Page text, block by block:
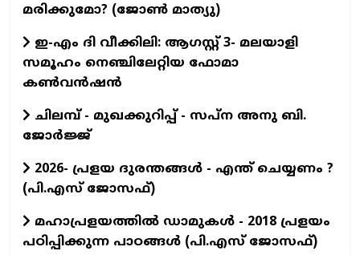
മരിക്കുമോ? (ജോണ്‍ മാത്യു)
ഇ-എം ദി വീക്കിലി: ആഗസ്റ്റ് 3- മലയാളി
സമൂഹം നെഞ്ചിലേറ്റിയ ഫോമാ
കൺവൻഷൻ
ചിലമ്പ് - മുഖക്കുറിപ്പ് - സപ്ന അനു ബി.
ജോർജ്ജ്
2026- പ്രളയ ദുരന്തങ്ങള്‍ - എന്ത് ചെയ്യണം ?
(പി.എസ് ജോസഫ്‌)
മഹാപ്രളയത്തില്‍ ഡാമുകള്‍ - 2018 പ്രളയം
പഠിപ്പിക്കുന്ന പാഠങ്ങള്‍ (പി.എസ് ജോസഫ്‌)